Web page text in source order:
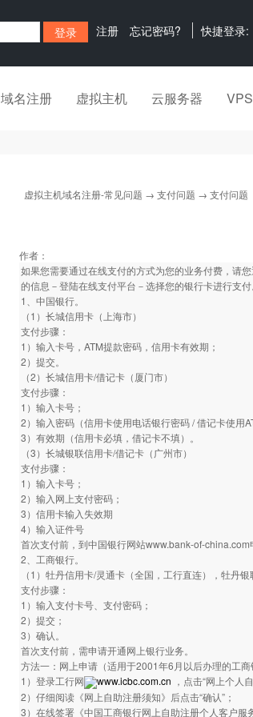
注册 忘记密码? 快捷登录:
域名注册 虚拟主机 云服务器 VPS
虚拟主机域名注册-常见问题 → 支付问题 → 支付问题
作者：
如果您需要通过在线支付的方式为您的业务付费，请
的信息－登陆在线支付平台－选择您的银行卡进行支
1、中国银行。
（1）长城信用卡（上海市）
支付步骤：
1）输入卡号，ATM提款密码，信用卡有效期；
2）提交。
（2）长城信用卡/借记卡（厦门市）
支付步骤：
1）输入卡号；
2）输入密码（信用卡使用电话银行密码 / 借记卡使用
3）有效期（信用卡必填，借记卡不填）。
（3）长城银联信用卡/借记卡（广州市）
支付步骤：
1）输入卡号；
2）输入网上支付密码；
3）信用卡输入失效期
4）输入证件号
首次支付前，到中国银行网站www.bank-of-
2、工商银行。
（1）牡丹信用卡/灵通卡（全国，工行直连），牡丹银
支付步骤：
1）输入支付卡号、支付密码；
2）提交；
3）确认。
首次支付前，需申请开通网上银行业务。
方法一：网上申请（适用于2001年6月以后办理的工商
1）登录工行网
www.icbc.com.cn ，点击“网上个人
2）仔细阅读《网上自助注册须知》后点击“确认”；
3）在线签署《中国工商银行网上自助注册个人客户服